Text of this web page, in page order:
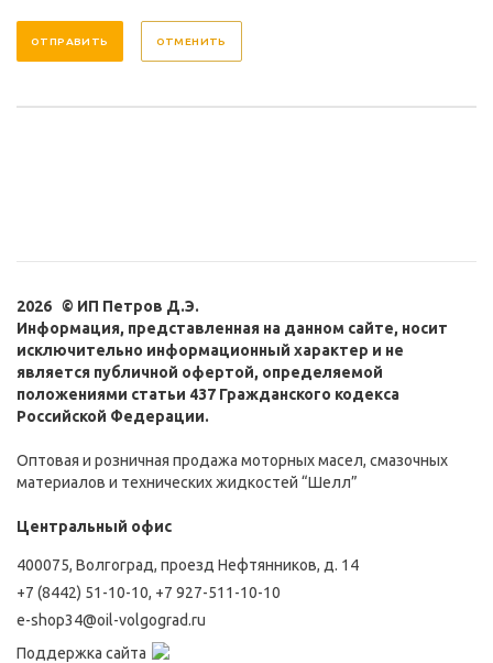
ОТМЕНИТЬ
2026 © ИП Петров Д.Э.
Информация, представленная на данном сайте, носит
исключительно информационный характер и не
является публичной офертой, определяемой
положениями статьи 437 Гражданского кодекса
Российской Федерации.
Оптовая и розничная продажа моторных масел, смазочных
материалов и технических жидкостей “Шелл”
Центральный офис
400075, Волгоград, проезд Нефтянников, д. 14
+7 (8442) 51-10-10, +7 927-511-10-10
e-shop34@oil-volgograd.ru
Поддержка сайта